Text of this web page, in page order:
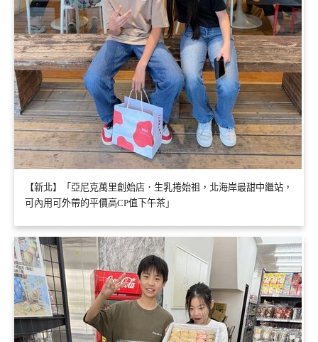
【新北】「亞尼克萬里創始店．生乳捲始祖，北海岸最甜中繼站，
可內用可外帶的平價高CP值下午茶」